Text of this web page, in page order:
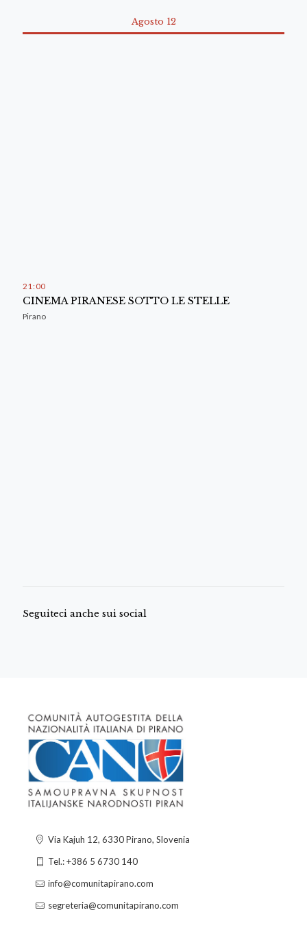
Agosto 12
21 00
CINEMA PIRANESE SOTTO LE STELLE
Pirano
Seguiteci anche sui social
Via Kajuh 12, 6330 Pirano, Slovenia
Tel.: +386 5 6730 140
info@comunitapirano.com
segreteria@comunitapirano.com